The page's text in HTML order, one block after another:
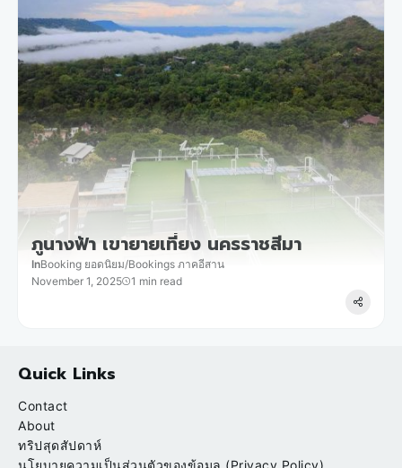
ภูนางฟ้า เขายายเที่ยง นครราชสีมา
InBooking ยอดนิยม/Bookings ภาคอีสาน
November 1, 2025
1 min read
Quick Links
Contact
About
ทริปสุดสัปดาห์